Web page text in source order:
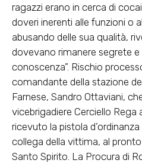
ragazzi erano in cerca di
doveri inerenti alle funzioni o
abusando delle sua qualità,
dovevano rimanere segrete
conoscenza”. Rischio
comandante della stazione
Farnese, Sandro Ottaviani,
vicebrigadiere Cerciello
ricevuto la pistola
collega della vittima, al
Santo Spirito. La Procura di